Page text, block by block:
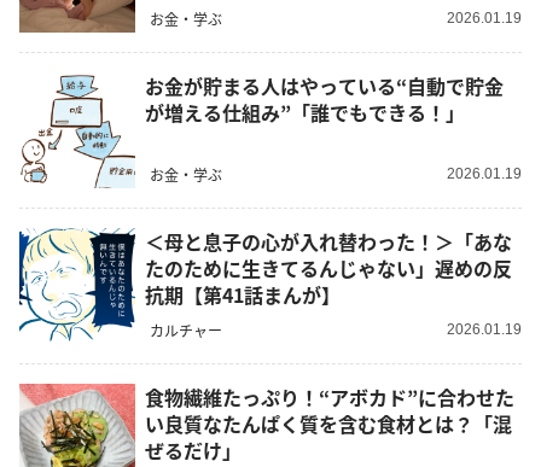
お金・学ぶ 2026.01.19
お金が貯まる人はやっている“自動で貯金
が増える仕組み”「誰でもできる！」
お金・学ぶ 2026.01.19
＜母と息子の心が入れ替わった！＞「あな
たのために生きてるんじゃない」遅めの反
抗期【第41話まんが】
カルチャー 2026.01.19
食物繊維たっぷり！“アボカド”に合わせた
い良質なたんぱく質を含む食材とは？「混
ぜるだけ」